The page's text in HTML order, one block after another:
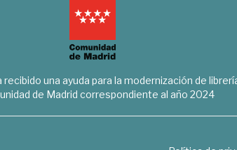
una ayuda para la modernización de
de Madrid correspondiente al año 2024